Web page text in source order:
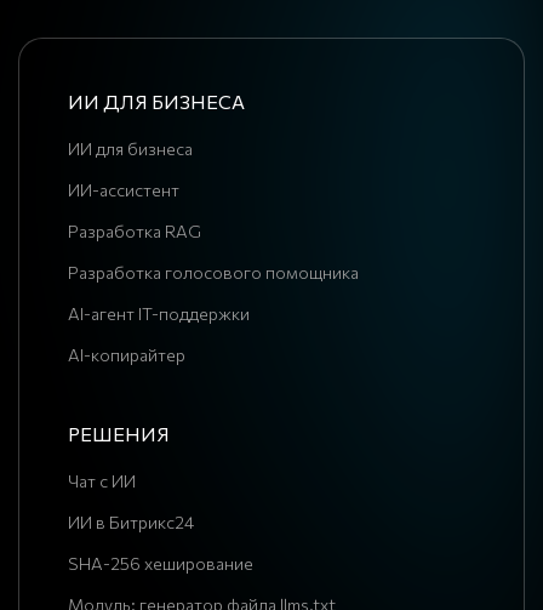
ИИ ДЛЯ БИЗНЕСА
ИИ для бизнеса
ИИ-ассистент
Разработка RAG
Разработка голосового помощника
AI-агент IT-поддержки
AI-копирайтер
РЕШЕНИЯ
Чат с ИИ
ИИ в Битрикс24
SHA-256 хеширование
Модуль: генератор файла llms.txt